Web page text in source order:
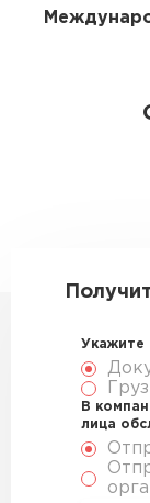
Укажите
Груз
В
лица